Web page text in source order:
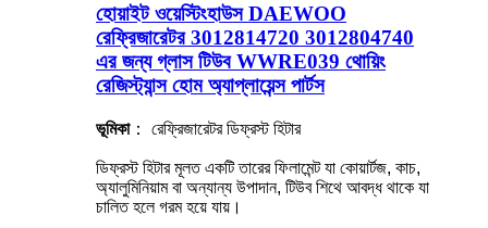
হোয়াইট ওয়েস্টিংহাউস DAEWOO
রেফ্রিজারেটর 3012814720 3012804740
এর জন্য গ্লাস টিউব WWRE039 থোয়িং
রেজিস্ট্যান্স হোম অ্যাপ্লায়েন্স পার্টস
ভূমিকা： রেফ্রিজারেটর ডিফ্রস্ট হিটার
ডিফ্রস্ট হিটার মূলত একটি তারের ফিলামেন্ট যা কোয়ার্টজ, কাচ,
অ্যালুমিনিয়াম বা অন্যান্য উপাদান, টিউব শিথে আবদ্ধ থাকে যা
চালিত হলে গরম হয়ে যায়।